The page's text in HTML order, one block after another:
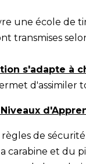
une école de
transmises
s'adapte à
d'assimiler
de
carabine et du